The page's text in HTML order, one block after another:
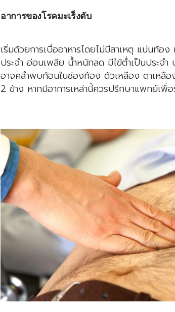
อาการของโรคมะเร็งตับ
เริ่มด้วยการเบื่ออาหารโดยไม่มีสาเหตุ แน่นท้
ประจำ อ่อนเพลีย น้ำหนักลด มีไข้ต่ำเป็นประจำ
อาจคลำพบก้อนในช่องท้อง ตัวเหลือง ตาเหลื
2 ข้าง หากมีอาการเหล่านี้ควรปรึกษาแพทย์เพื่